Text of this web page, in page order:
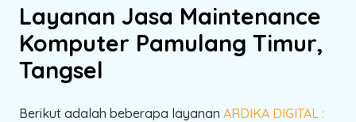
Layanan Jasa Maintenance
Komputer Pamulang Timur,
Tangsel
Berikut adalah beberapa layanan ARDIKA DIGITAL :